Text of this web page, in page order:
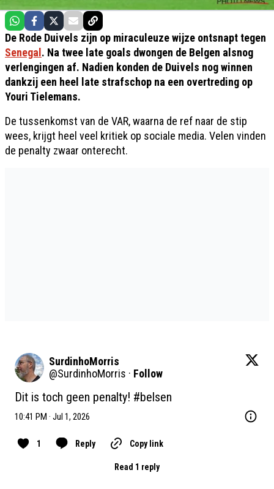
De Rode Duivels zijn op miraculeuze wijze ontsnapt tegen
Senegal. Na twee late goals dwongen de Belgen alsnog
verlengingen af. Nadien konden de Duivels nog winnen
dankzij een heel late strafschop na een overtreding op
Youri Tielemans.
De tussenkomst van de VAR, waarna de ref naar de stip
wees, krijgt heel veel kritiek op sociale media. Velen vinden
de penalty zwaar onterecht.
SurdinhoMorris
@SurdinhoMorris · Follow
Dit is toch geen penalty! #belsen
10:41 PM · Jul 1, 2026
1 Reply Copy link
Read 1 reply